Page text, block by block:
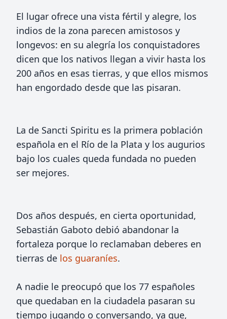
El lugar ofrece una vista fértil y alegre, los
indios de la zona parecen amistosos y
longevos: en su alegría los conquistadores
dicen que los nativos llegan a vivir hasta los
200 años en esas tierras, y que ellos mismos
han engordado desde que las pisaran.
La de Sancti Spiritu es la primera población
española en el Río de la Plata y los augurios
bajo los cuales queda fundada no pueden
ser mejores.
Dos años después, en cierta oportunidad,
Sebastián Gaboto debió abandonar la
fortaleza porque lo reclamaban deberes en
tierras de los guaraníes.
A nadie le preocupó que los 77 españoles
que quedaban en la ciudadela pasaran su
tiempo jugando o conversando, ya que,